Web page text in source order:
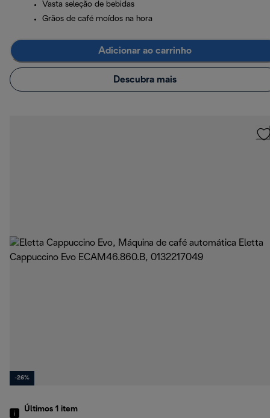
Vasta seleção de bebidas
Grãos de café moídos na hora
Adicionar ao carrinho
Descubra mais
-26%
Últimos 1 item